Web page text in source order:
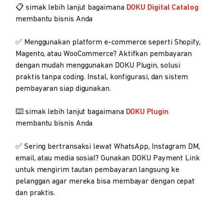
📋 simak lebih lanjut bagaimana DOKU Digital Catalog
membantu bisnis Anda
✅ Menggunakan platform e-commerce seperti Shopify,
Magento, atau WooCommerce? Aktifkan pembayaran
dengan mudah menggunakan DOKU Plugin, solusi
praktis tanpa coding. Instal, konfigurasi, dan sistem
pembayaran siap digunakan.
⌨️ simak lebih lanjut bagaimana DOKU Plugin
membantu bisnis Anda
✅ Sering bertransaksi lewat WhatsApp, Instagram DM,
email, atau media sosial? Gunakan DOKU Payment Link
untuk mengirim tautan pembayaran langsung ke
pelanggan agar mereka bisa membayar dengan cepat
dan praktis.